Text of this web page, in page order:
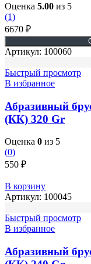
Оценка 5.00 из 5
(1)
6670 ₽
Артикул: 100060
Быстрый просмотр
В избранное
Абразивный
(КК) 320 Gr
Оценка 0 из 5
(0)
550 ₽
В корзину
Артикул: 100045
Быстрый просмотр
В избранное
Абразивный